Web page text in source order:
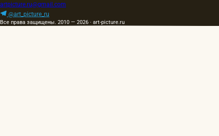
artpicture.ru@gmail.com
@art_picture_ru
Все права защищены. 2010 — 2026 · art-picture.ru